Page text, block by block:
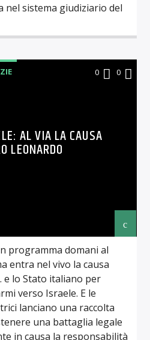
nel sistema giudiziario del
0 0
AL VIA LA CAUSA
LEONARDO
programma domani al
entra nel vivo la causa
e lo Stato italiano per
verso Israele. E le
lanciano una raccolta
una battaglia legale
in causa la responsabilità